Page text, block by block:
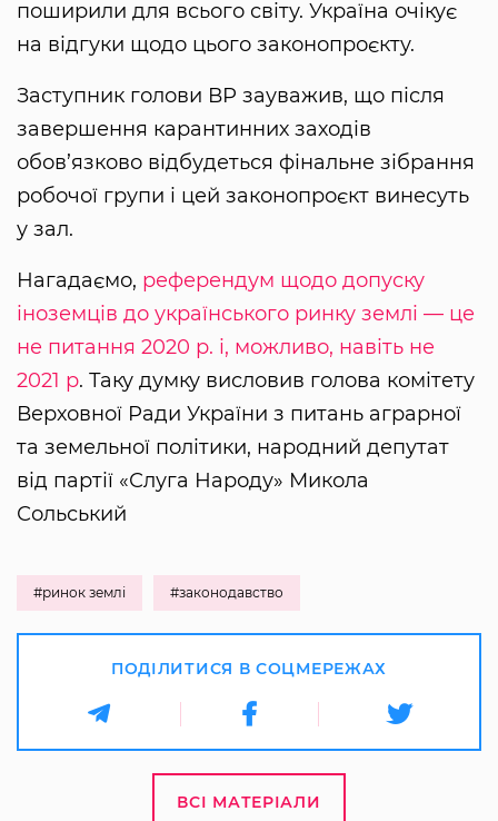
поширили для всього світу. Україна очікує
на відгуки щодо цього законопроєкту.
Заступник голови ВР зауважив, що після
завершення карантинних заходів
обов’язково відбудеться фінальне зібрання
робочої групи і цей законопроєкт винесуть
у зал.
Нагадаємо, референдум щодо допуску
іноземців до українського ринку землі — це
не питання 2020 р. і, можливо, навіть не
2021 р. Таку думку висловив голова комітету
Верховної Ради України з питань аграрної
та земельної політики, народний депутат
від партії «Слуга Народу» Микола
Сольський
#ринок землі #законодавство
ПОДІЛИТИСЯ В СОЦМЕРЕЖАХ
ВСІ МАТЕРІАЛИ